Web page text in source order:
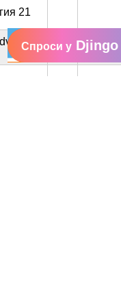
21
Спроси у Djingo